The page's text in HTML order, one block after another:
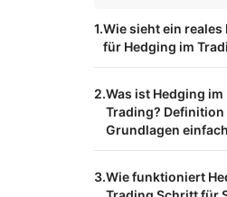
Wie sieht ein reales
für Hedging im
Was ist Hedging im
Trading? Definition
Grundlagen
Wie funktioniert